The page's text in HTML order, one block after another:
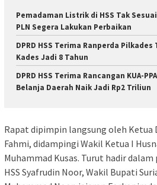
Pemadaman Listrik di HSS Tak
PLN Segera Lakukan Perbaikan
DPRD HSS Terima Ranperda
Kades Jadi 8 Tahun
DPRD HSS Terima Rancangan KUA-
Belanja Daerah Naik Jadi Rp2 Triliun
Rapat dipimpin langsung oleh Ketua
Fahmi, didampingi Wakil Ketua I
Muhammad Kusas. Turut hadir
HSS Syafrudin Noor, Wakil Bupati